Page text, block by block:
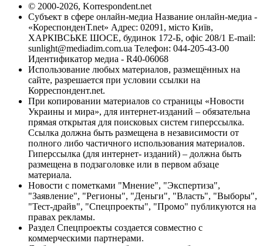
© 2000-2026, Korrespondent.net
Субъект в сфере онлайн-медиа Название онлайн-медиа -
«КореспонденТ.net» Адрес: 02091, місто Київ,
ХАРКІВСЬКЕ ШОСЕ, будинок 172-Б, офіс 208/1 E-mail:
sunlight@mediadim.com.ua Телефон: 044-205-43-00
Идентификатор медиа - R40-06068
Использование любых материалов, размещённых на
сайте, разрешается при условии ссылки на
Корреспондент.net.
При копировании материалов со страницы «Новости
Украины и мира», для интернет-изданий – обязательна
прямая открытая для поисковых систем гиперссылка.
Ссылка должна быть размещена в независимости от
полного либо частичного использования материалов.
Гиперссылка (для интернет- изданий) – должна быть
размещена в подзаголовке или в первом абзаце
материала.
Новости с пометками "Мнение", "Экспертиза",
"Заявление", "Регионы", "Деньги", "Власть", "Выборы",
"Тест-драйв", "Спецпроекты", "Промо" публикуются на
правах рекламы.
Раздел Спецпроекты создается совместно с
коммерческими партнерами.